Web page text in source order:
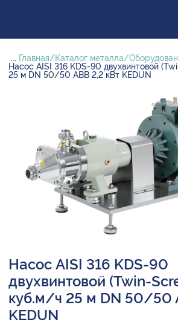
... Главная Каталог металла
Насос AISI 316 KDS-90 двухвинтовой
25 м DN 50/50 ABB 2,2 кВт KEDUN
Насос AISI 316 KDS-90
двухвинтовой (Twin-
куб.м/ч 25 м DN 50/50
KEDUN